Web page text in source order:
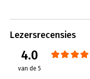
ontgaan?! In elk geval
Engelstalige boek
Communities' de kans
Lezersrecensies
4.0
van de 5